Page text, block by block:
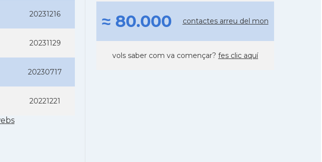
20231216
20231129
20230717
20221221
≈ 80.000 contactes arreu del mon
vols saber com va començar? fes clic aquí